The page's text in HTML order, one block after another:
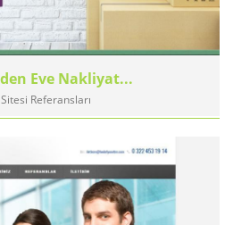
Eve Nakliyat...
Referansları